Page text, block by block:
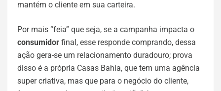
mantém o cliente em sua carteira.
Por mais “feia” que seja, se a campanha impacta o
consumidor final, esse responde comprando, dessa
ação gera-se um relacionamento duradouro; prova
disso é a própria Casas Bahia, que tem uma agência
super criativa, mas que para o negócio do cliente,